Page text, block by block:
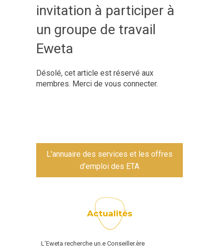
invitation à participer à
un groupe de travail
Eweta
Désolé, cet article est réservé aux
membres. Merci de vous connecter.
L'annuaire des services et les offres
d'emploi des ETA
Actualités
L’Eweta recherche un.e Conseiller.ère